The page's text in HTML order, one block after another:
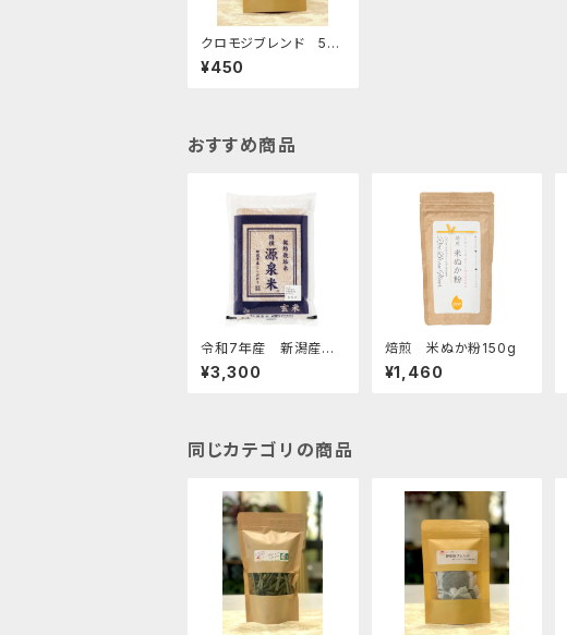
クロモジブレンド 5g
（1g×5パック）
¥450
おすすめ商品
令和7年産 新潟産コ
シヒカリ【特撰源泉米・
玄米】2kg
¥3,300
焙煎 米ぬか粉150g
¥1,460
同じカテゴリの商品